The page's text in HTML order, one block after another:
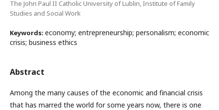
The John Paul II Catholic University of Lublin, Institute of Family
Studies and Social Work
Keywords: economy; entrepreneurship; personalism; economic
crisis; business ethics
Abstract
Among the many causes of the economic and financial crisis
that has marred the world for some years now, there is one